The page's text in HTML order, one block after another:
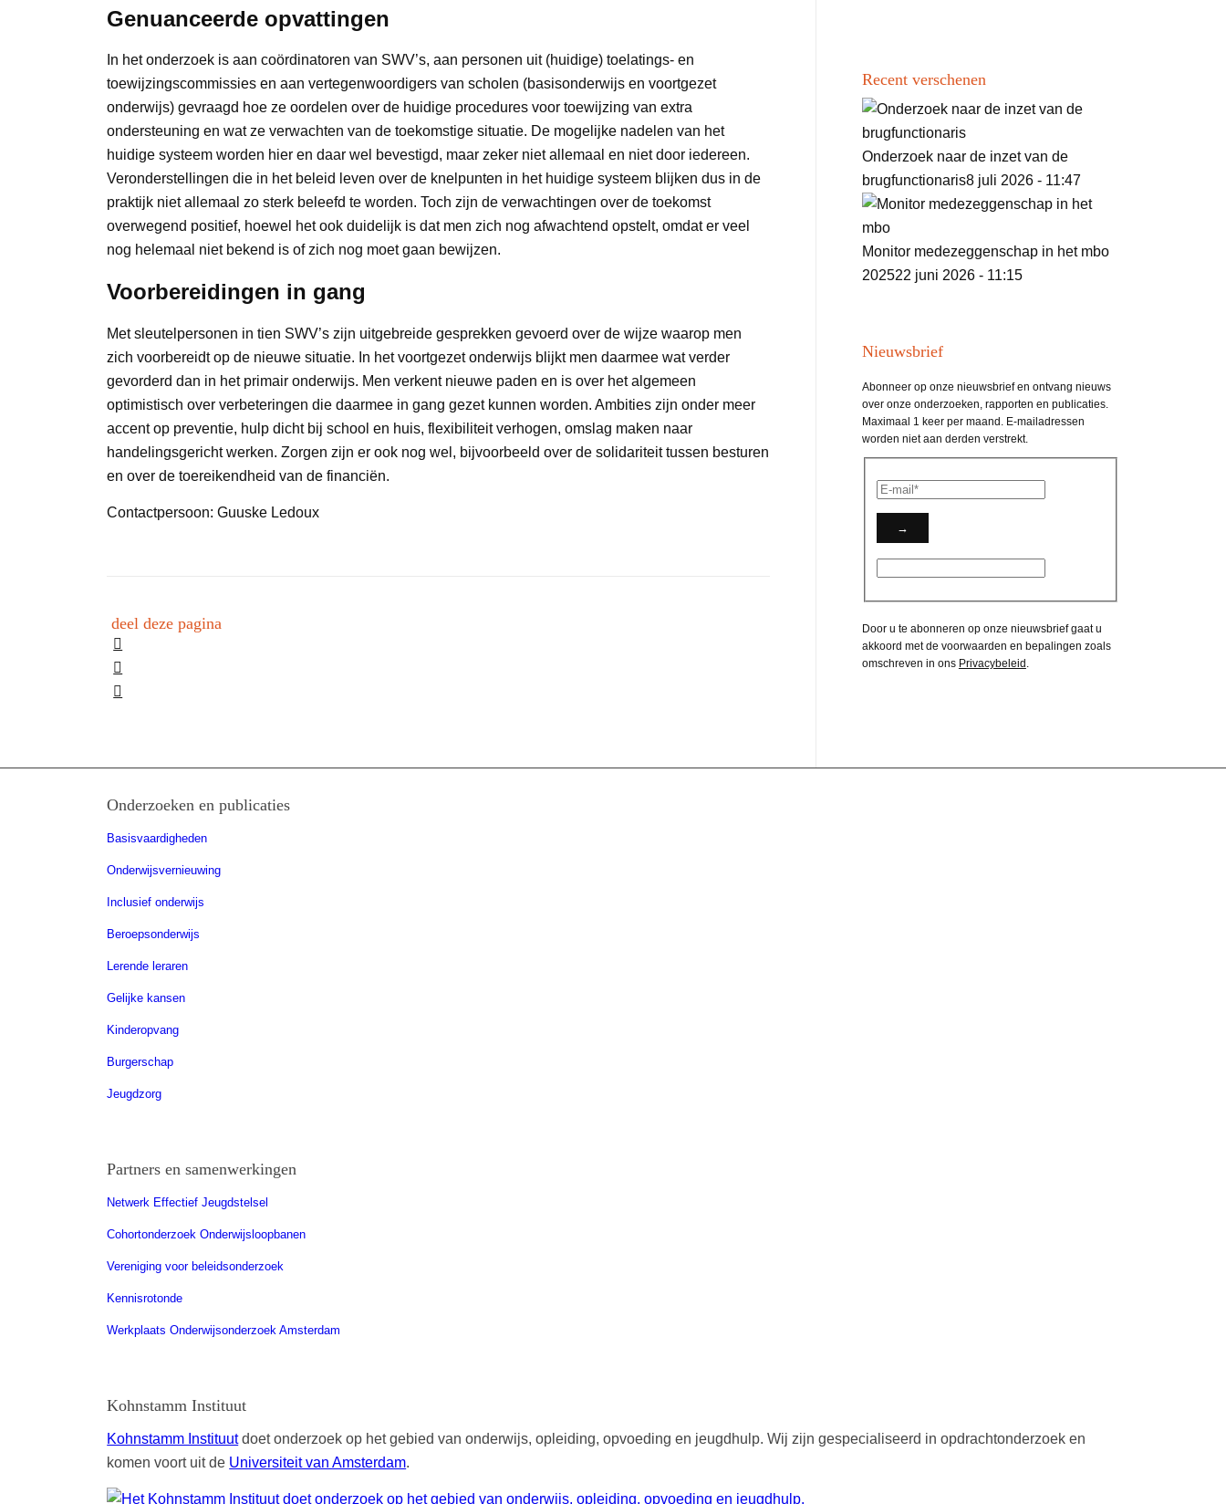
Genuanceerde opvattingen
In het onderzoek is aan coördinatoren van SWV’s, aan personen uit (huidige) toelatings- en
toewijzingscommissies en aan vertegenwoordigers van scholen (basisonderwijs en voortgezet
onderwijs) gevraagd hoe ze oordelen over de huidige procedures voor toewijzing van extra
ondersteuning en wat ze verwachten van de toekomstige situatie. De mogelijke nadelen van het
huidige systeem worden hier en daar wel bevestigd, maar zeker niet allemaal en niet door iedereen.
Veronderstellingen die in het beleid leven over de knelpunten in het huidige systeem blijken dus in de
praktijk niet allemaal zo sterk beleefd te worden. Toch zijn de verwachtingen over de toekomst
overwegend positief, hoewel het ook duidelijk is dat men zich nog afwachtend opstelt, omdat er veel
nog helemaal niet bekend is of zich nog moet gaan bewijzen.
Voorbereidingen in gang
Met sleutelpersonen in tien SWV’s zijn uitgebreide gesprekken gevoerd over de wijze waarop men
zich voorbereidt op de nieuwe situatie. In het voortgezet onderwijs blijkt men daarmee wat verder
gevorderd dan in het primair onderwijs. Men verkent nieuwe paden en is over het algemeen
optimistisch over verbeteringen die daarmee in gang gezet kunnen worden. Ambities zijn onder meer
accent op preventie, hulp dicht bij school en huis, flexibiliteit verhogen, omslag maken naar
handelingsgericht werken. Zorgen zijn er ook nog wel, bijvoorbeeld over de solidariteit tussen besturen
en over de toereikendheid van de financiën.
Contactpersoon: Guuske Ledoux
deel deze pagina
Recent verschenen
Onderzoek naar de inzet van de
brugfunctionaris8 juli 2026 - 11:47
Monitor medezeggenschap in het mbo
202522 juni 2026 - 11:15
Nieuwsbrief
Abonneer op onze nieuwsbrief en ontvang nieuws
over onze onderzoeken, rapporten en publicaties.
Maximaal 1 keer per maand. E-mailadressen
worden niet aan derden verstrekt.
Door u te abonneren op onze nieuwsbrief gaat u
akkoord met de voorwaarden en bepalingen zoals
omschreven in ons Privacybeleid .
Onderzoeken en publicaties
Basisvaardigheden
Onderwijsvernieuwing
Inclusief onderwijs
Beroepsonderwijs
Lerende leraren
Gelijke kansen
Kinderopvang
Burgerschap
Jeugdzorg
Partners en samenwerkingen
Netwerk Effectief Jeugdstelsel
Cohortonderzoek Onderwijsloopbanen
Vereniging voor beleidsonderzoek
Kennisrotonde
Werkplaats Onderwijsonderzoek Amsterdam
Kohnstamm Instituut
Kohnstamm Instituutdoet onderzoek op het gebied van onderwijs, opleiding, opvoeding en jeugdhulp. Wij zijn gespecialiseerd in opdrachtonderzoek en
komen voort uit de Universiteit van Amsterdam.